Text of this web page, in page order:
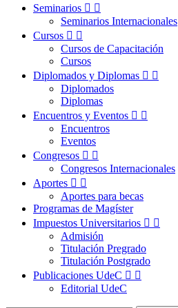
Seminarios  
Seminarios Internacionales
Cursos  
Cursos de Capacitación
Cursos
Diplomados y Diplomas  
Diplomados
Diplomas
Encuentros y Eventos  
Encuentros
Eventos
Congresos  
Congresos Internacionales
Aportes  
Aportes para becas
Programas de Magíster
Impuestos Universitarios  
Admisión
Titulación Pregrado
Titulación Postgrado
Publicaciones UdeC  
Editorial UdeC